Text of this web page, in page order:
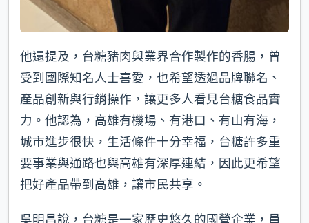
他還提及，台糖豬肉與業界合作製作的香腸，曾
受到國際知名人士喜愛，也希望透過品牌聯名、
產品創新與行銷操作，讓更多人看見台糖食品實
力。他認為，高雄有機場、有港口、有山有海，
城市進步很快，生活條件十分幸福，台糖許多重
要事業與通路也與高雄有深厚連結，因此更希望
把好產品帶到高雄，讓市民共享。
吳明昌說，台糖是一家歷史悠久的國營企業，員